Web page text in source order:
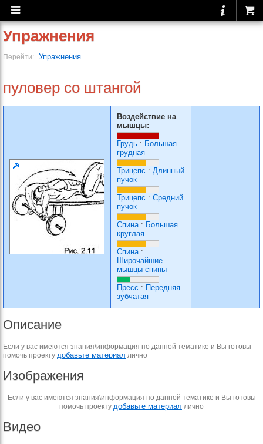
Упражнения
Перейти: Упражнения
пуловер со штангой
Воздействие на
мышцы:
Грудь : Большая
грудная
Трицепс : Длинный
пучок
Трицепс : Средний
пучок
Спина: Большая
круглая
Спина:
Широчайшие
мышцы спины
Пресс : Передняя
зубчатая
Описание
Если у вас имеются знания\информация по данной тематике и Вы готовы
помочь проекту добавьте материал лично
Изображения
Если у вас имеются знания\информация по данной тематике и Вы готовы
помочь проекту добавьте материал лично
Видео